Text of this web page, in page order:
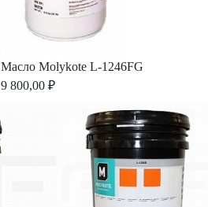
Масло Molykote L-1246FG
9 800,00 ₽